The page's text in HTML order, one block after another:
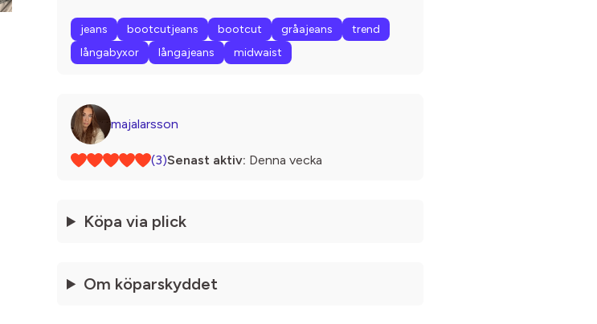
jeans bootcutjeans bootcut gråajeans
trend
långabyxor
långajeans midwaist
majalarsson
(3)Senast aktiv: Denna vecka
Köpa via plick
Om köparskyddet